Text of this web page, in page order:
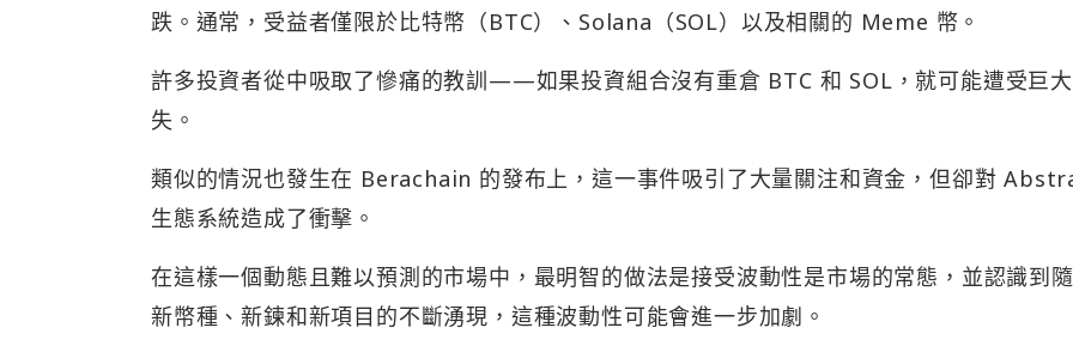
跌。通常，受益者僅限於比特幣（BTC）、Solana（SOL）以及相關的 Meme 幣。
許多投資者從中吸取了慘痛的教訓——如果投資組合沒有重倉 BTC 和 SOL，就可能遭受巨
失。
類似的情況也發生在 Berachain 的發布上，這一事件吸引了大量關注和資金，但卻對
生態系統造成了衝擊。
在這樣一個動態且難以預測的市場中，最明智的做法是接受波動性是市場的常態，並認識到
新幣種、新鍊和新項目的不斷湧現，這種波動性可能會進一步加劇。